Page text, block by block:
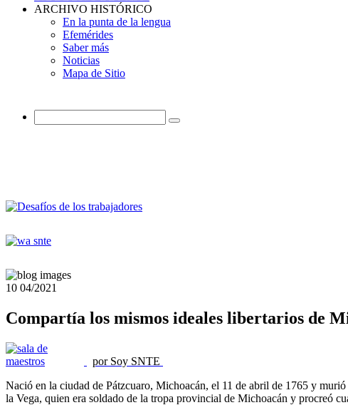
ARCHIVO HISTÓRICO
En la punta de la lengua
Efemérides
Saber más
Noticias
Mapa de Sitio
10 04/2021
Compartía los mismos ideales libertarios de
por Soy SNTE
Nació en la ciudad de Pátzcuaro, Michoacán, el 11 de abril de 1765 y
la Vega, quien era soldado de la tropa provincial de Michoacán y procreó